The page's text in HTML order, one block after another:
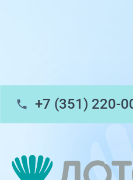
помощь)
Профосмотры,
г. Златоуст, ул.
(ЦАОП)
+7 (351) 220-